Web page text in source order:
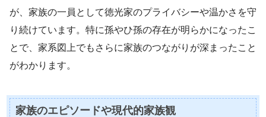
が、家族の一員として徳光家のプライバシーや温かさを守
り続けています。特に孫やひ孫の存在が明らかになったこ
とで、家系図上でもさらに家族のつながりが深まったこと
がわかります。
家族のエピソードや現代的家族観